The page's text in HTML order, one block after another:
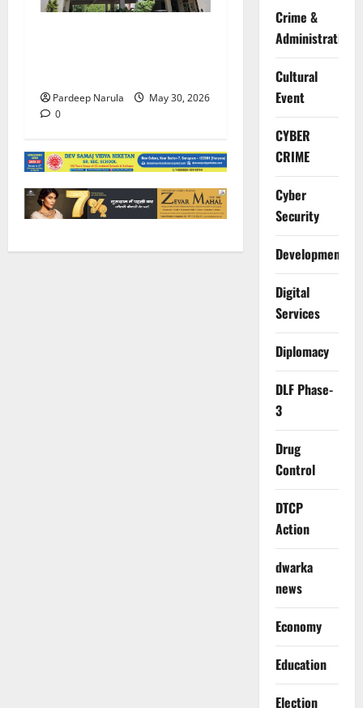
Pardeep Narula
May 30, 2026
0
Crime &
Administration
Cultural
Event
CYBER
CRIME
Cyber
Security
Development
Digital
Services
Diplomacy
DLF Phase-
3
Drug
Control
DTCP
Action
dwarka
news
Economy
Education
Election